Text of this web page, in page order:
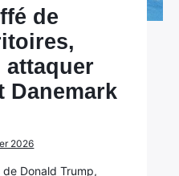
de
attaquer
Danemark
2026
Donald Trump,